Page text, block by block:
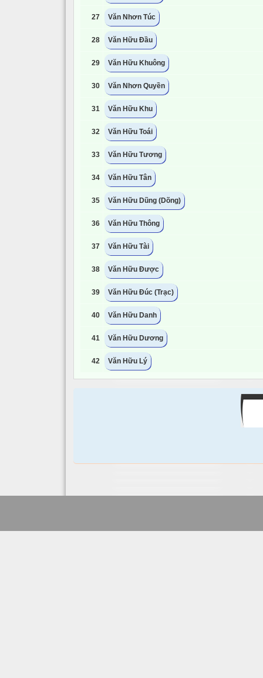
27 Văn Nhơn Túc
28 Văn Hữu Đầu
29 Văn Hữu Khuông
30 Văn Nhơn Quyền
31 Văn Hữu Khu
32 Văn Hữu Toái
33 Văn Hữu Tương
34 Văn Hữu Tân
35 Văn Hữu Dũng (Dõng)
36 Văn Hữu Thông
37 Văn Hữu Tài
38 Văn Hữu Được
39 Văn Hữu Đúc (Trạc)
40 Văn Hữu Danh
41 Văn Hữu Dương
42 Văn Hữu Lý